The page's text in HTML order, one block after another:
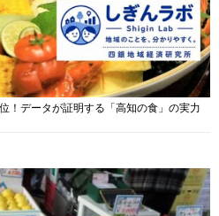
！データが証明する「高知の食」の実力